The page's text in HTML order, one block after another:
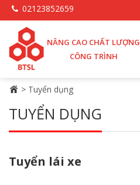
02123852659
NÂNG CAO CHẤT LƯỢNG
CÔNG TRÌNH
> Tuyển dụng
TUYỂN DỤNG
Tuyển lái xe